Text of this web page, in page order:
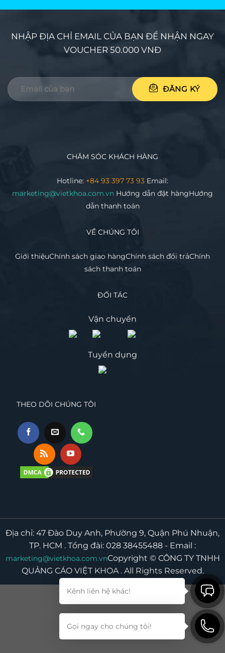
NHẬP ĐỊA CHỈ EMAIL CỦA BẠN ĐỂ NHẬN NGAY
VOUCHER 50.000 VNĐ
CHĂM SÓC KHÁCH HÀNG
Hotline: +84 93 397 73 93 Email:
marketing@vietkhoa.com.vn Hướng dẫn đặt hàngHướng
dẫn thanh toán
VỀ CHÚNG TÔI
Giới thiệuChính sách giao hàngChính sách đổi trảChính
sách thanh toán
ĐỐI TÁC
Vận chuyển
Tuyển dụng
THEO DÕI CHÚNG TÔI
Địa chỉ: 47 Đào Duy Anh, Phường 9, Quận Phú Nhuận,
TP. HCM . Tổng đài: 028 38455488 - Email :
marketing@vietkhoa.com.vnCopyright © CÔNG TY TNHH
QUẢNG CÁO VIỆT KHOA. All Rights Reserved.
Kênh liên hệ khác!
Gọi ngay cho chúng tôi!